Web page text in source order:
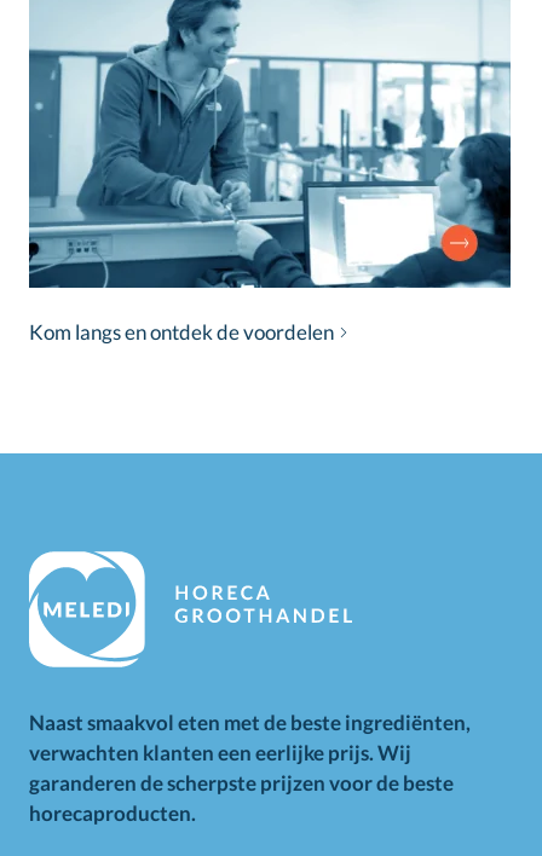
Kom langs en ontdek de voordelen
Naast smaakvol eten met de beste ingrediënten,
verwachten klanten een eerlijke prijs. Wij
garanderen de scherpste prijzen voor de beste
horecaproducten.